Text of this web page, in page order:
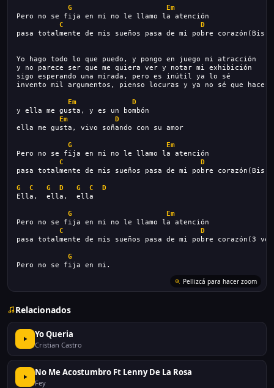
G
Em
Pero no se fija en mi no le llamo la atención
C
D
pasa totalmente de mis sueños pasa de mi pobre corazón(Bis)
Yo hago todo lo que puedo, y pongo en juego mi atracción
y no parece ser que me quiera ver y notar mi exhibición
sigo esperando una mirada, pero es inútil ya lo sé
invento mil argumentos, pienso locuras y ya no sé que hacer.
Em
D
y ella me gusta, y es un bombón
Em
D
ella me gusta, vivo soñando con su amor
G
Em
Pero no se fija en mi no le llamo la atención
C
D
pasa totalmente de mis sueños pasa de mi pobre corazón(Bis)
G C G D G C
D
Ella,  ella,  ella
G
Em
Pero no se fija en mi no le llamo la atención
C
D
pasa totalmente de mis sueños pasa de mi pobre corazón(3
G
Pero no se fija en mi.
Pellizcá para hacer zoom
Relacionados
Yo Queria
Cristian Castro
No Me Acostumbro Ft Lenny De La Rosa
Fey